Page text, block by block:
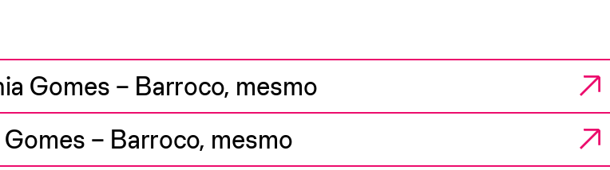
Gomes – Barroco, mesmo
– Barroco, mesmo